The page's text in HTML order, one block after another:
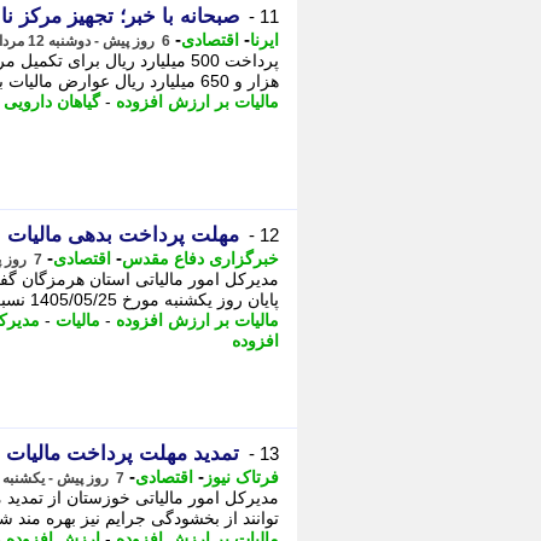
11 - صبحانه با خبر؛ تجهیز مرکز
ایرنا- اقتصادی- 6 روز پیش - دوشنبه 12 مرداد 1405، 08:30
هزار و 650 میلیارد ریال عوارض مالیات بر ارزش افزوده به حساب شهرداری ها و ...
مالیات بر ارزش افزوده -گیاهان دارویی
12 - مهلت پرداخت بدهی مالیات بر ارزش افزوده
خبرگزاری دفاع مقدس- اقتصادی- 7 روز پیش - یکشنبه 11 مرداد 1405، 17:35
مدیرکل امور مالیاتی استان هرمزگان
پایان روز یکشنبه مورخ 1405/05/25 نسبت به پرداخت/ترتیب پرداخت بدهی مالیات بر ...
مالیات بر ارزش افزوده - مالیات -
افزوده
13 - تمدید مهلت پرداخت مالیات بر ارزش
فرتاک نیوز - اقتصادی- 7 روز پیش - یکشنبه 11 مرداد 1405، 16:20
توانند از بخشودگی جرایم نیز بهره